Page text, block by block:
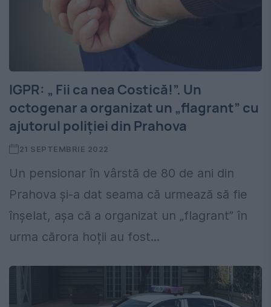
IGPR: „ Fii ca nea Costică!”. Un
octogenar a organizat un „flagrant” cu
ajutorul poliției din Prahova
21 SEPTEMBRIE 2022
Un pensionar în vârstă de 80 de ani din
Prahova și-a dat seama că urmează să fie
înșelat, așa că a organizat un „flagrant” în
urma cărora hoții au fost...